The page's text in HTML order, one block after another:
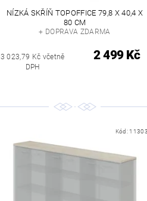
NÍZKÁ SKŘÍŇ TOPOFFICE 79,8 X 40,4 X
80 CM
+ DOPRAVA ZDARMA
3 023,79 Kč včetně
DPH
2 499 Kč
Kód: 11303